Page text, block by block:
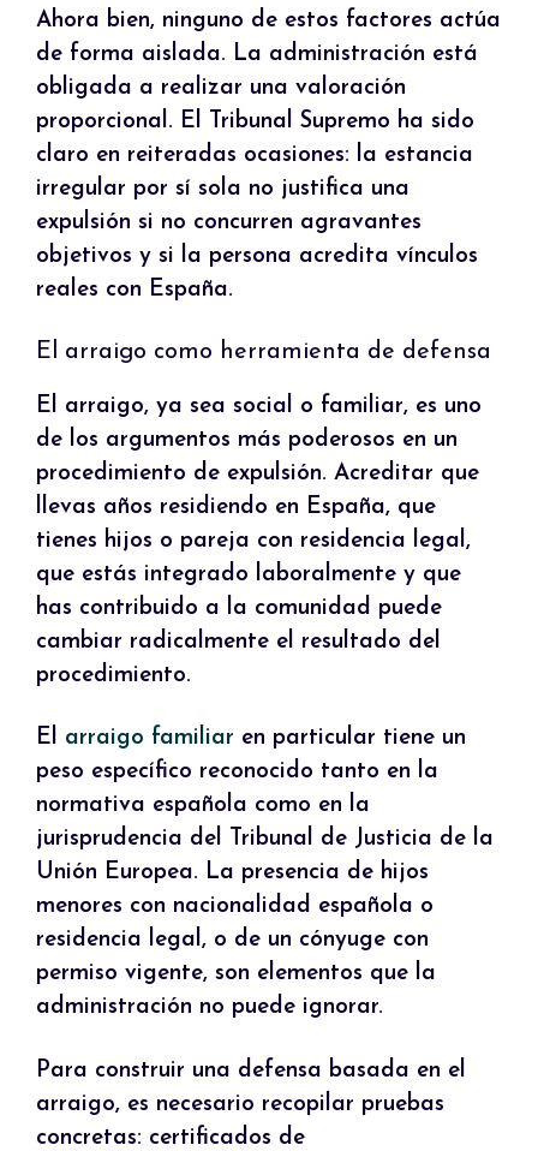
Ahora bien, ninguno de estos factores actúa
de forma aislada. La administración está
obligada a realizar una valoración
proporcional. El Tribunal Supremo ha sido
claro en reiteradas ocasiones: la estancia
irregular por sí sola no justifica una
expulsión si no concurren agravantes
objetivos y si la persona acredita vínculos
reales con España.
El arraigo como herramienta de defensa
El arraigo, ya sea social o familiar, es uno
de los argumentos más poderosos en un
procedimiento de expulsión. Acreditar que
llevas años residiendo en España, que
tienes hijos o pareja con residencia legal,
que estás integrado laboralmente y que
has contribuido a la comunidad puede
cambiar radicalmente el resultado del
procedimiento.
El arraigo familiar en particular tiene un
peso específico reconocido tanto en la
normativa española como en la
jurisprudencia del Tribunal de Justicia de la
Unión Europea. La presencia de hijos
menores con nacionalidad española o
residencia legal, o de un cónyuge con
permiso vigente, son elementos que la
administración no puede ignorar.
Para construir una defensa basada en el
arraigo, es necesario recopilar pruebas
concretas: certificados de